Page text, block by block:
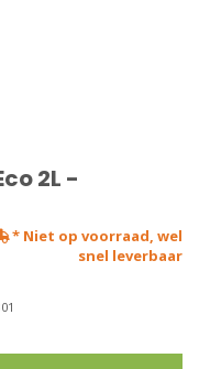
2L -
* Niet op voorraad, wel
snel leverbaar